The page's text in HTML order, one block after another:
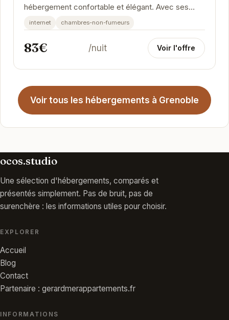
hébergement confortable et élégant. Avec ses
chambres modernes et ses équipements
pratiques, il est...
internet chambres-non-fumeurs
83€ /nuit Voir l'offre
Voir tous les hébergements à Grenoble
ocos.studio
Une sélection d'hébergements, comparés et
présentés simplement. Pas de bruit, pas de
surenchère : les informations utiles pour choisir.
EXPLORER
Accueil
Blog
Contact
Partenaire : gerardmerappartements.fr
INFORMATIONS